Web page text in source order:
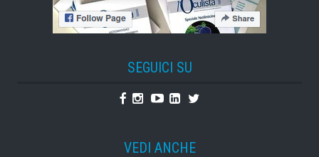
SEGUICI SU
Facebook
Instagram
YoutubeLinkedin
Twitter
VEDI ANCHE